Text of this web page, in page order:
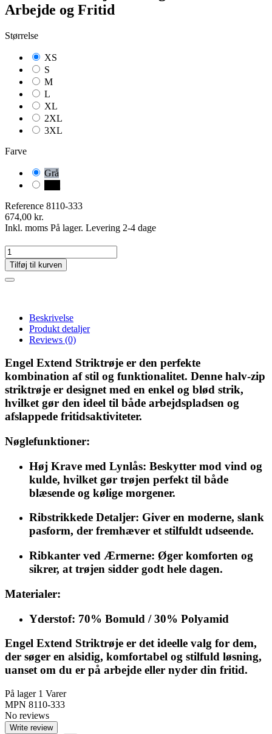
Arbejde og Fritid
Størrelse
XS
S
M
L
XL
2XL
3XL
Farve
Grå
Reference 8110-333
674,00 kr.
Inkl. moms På lager. Levering 2-4 dage
Tilføj til kurven
Beskrivelse
Produkt detaljer
Reviews (0)
Engel Extend Striktrøje er den perfekte
kombination af stil og funktionalitet. Denne halv-zip
striktrøje er designet med en enkel og blød strik,
hvilket gør den ideel til både arbejdspladsen og
afslappede fritidsaktiviteter.
Nøglefunktioner:
Høj Krave med Lynlås: Beskytter mod vind og
kulde, hvilket gør trøjen perfekt til både
blæsende og kølige morgener.
Ribstrikkede Detaljer: Giver en moderne, slank
pasform, der fremhæver et stilfuldt udseende.
Ribkanter ved Ærmerne: Øger komforten og
sikrer, at trøjen sidder godt hele dagen.
Materialer:
Yderstof: 70% Bomuld / 30% Polyamid
Engel Extend Striktrøje er det ideelle valg for dem,
der søger en alsidig, komfortabel og stilfuld løsning,
uanset om du er på arbejde eller nyder din fritid.
På lager 1 Varer
MPN 8110-333
No reviews
Write review